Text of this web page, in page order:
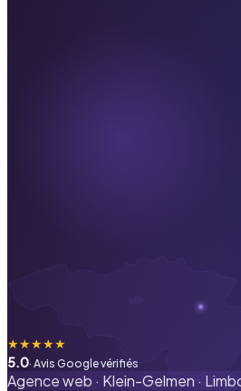
★★★★★
5.0· Avis Google vérifiés
Agence web · Klein-Gelmen ·